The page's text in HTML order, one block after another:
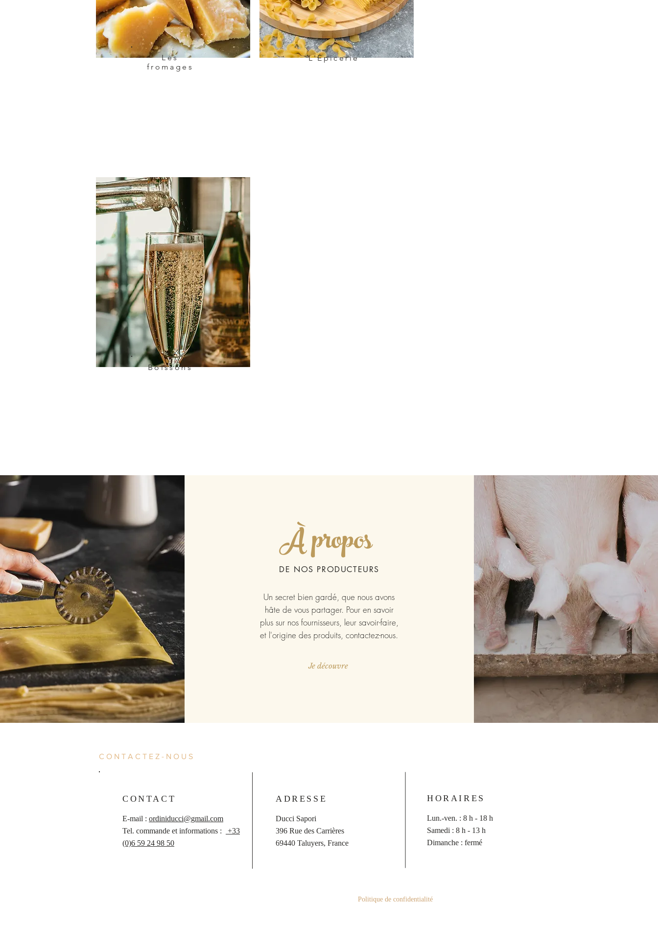
Les
fromages
L'Épicerie
Boissons
À propos
DE NOS PRODUCTEURS
Un secret bien gardé, que nous avons
hâte de vous partager. Pour en savoir
plus sur nos fournisseurs, leur savoir-faire,
et l'origine des produits, contactez-nous.
Je découvre
CONTACTEZ-NOUS
CONTACT ADRESSE HORAIRES
E-mail : ordiniducci@gmail.com
Tel. commande et informations :
+33
(0)6 59 24 98 50
Ducci Sapori
396 Rue des Carrières
69440 Taluyers, France
Lun.-ven. : 8 h - 18 h
Samedi : 8 h - 13 h
Dimanche : fermé
Politique de confidentialité